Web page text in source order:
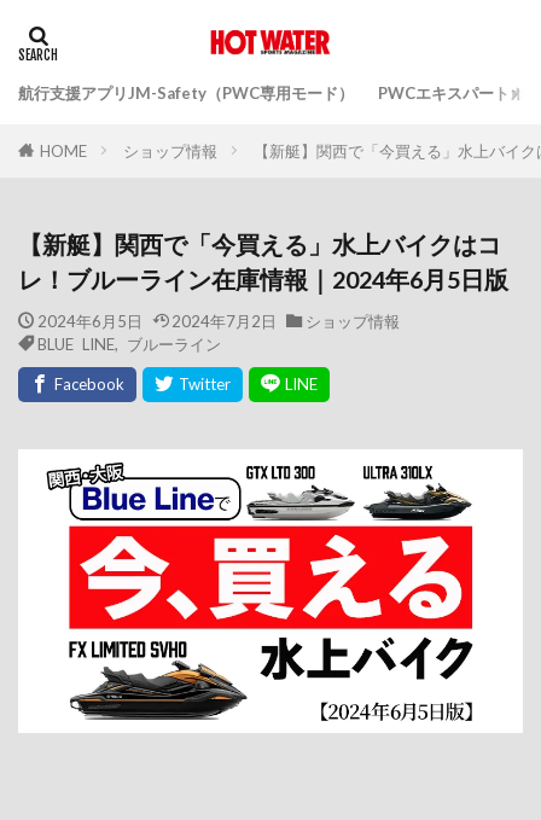
航行支援アプリJM-Safety（PWC専用モード） PWCエキスパートガ
HOME ショップ情報 【新艇】関西で「今買える」水上バイ
【新艇】関西で「今買える」水上バイクはコ
レ！ブルーライン在庫情報｜2024年6月5日版
2024年6月5日 2024年7月2日
ショップ情報
BLUE LINE, ブルーライン